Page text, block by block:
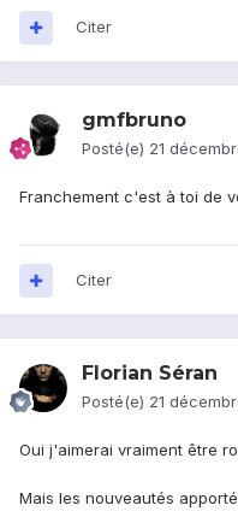
Citer
gmfbruno
Posté(e) 21
Franchement c'est à toi de
Citer
Florian Séran
Posté(e) 21
Oui j'aimerai vraiment être
Mais les nouveautés